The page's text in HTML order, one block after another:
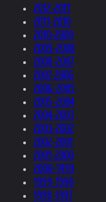
2012-2011
2011-2010
2010-2009
2009-2008
2008-2007
2007-2006
2006-2005
2005-2004
2004-2003
2003-2002
2002-2001
2001-2000
2000-1999
1999-1998
1998-1997